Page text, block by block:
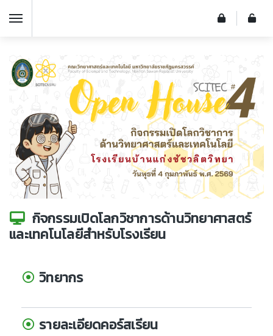
กิจกรรมเปิดโลกวิชาการด้านวิทยาศาสตร์
และเทคโนโลยีสำหรับโรงเรียน
วิทยากร
รายละเอียดคอร์สเรียน